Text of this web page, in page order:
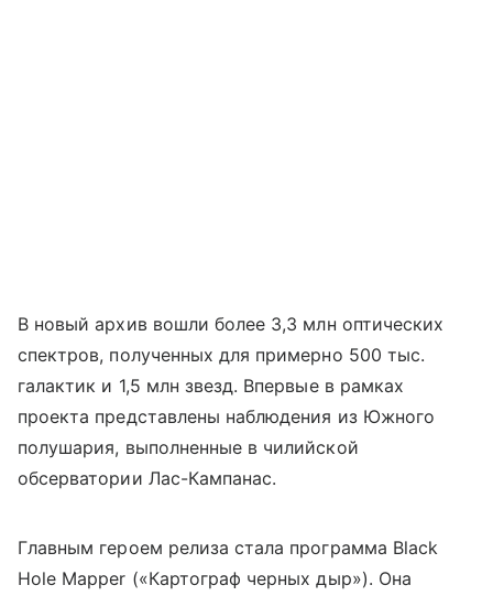
В новый архив вошли более 3,3 млн оптических
спектров, полученных для примерно 500 тыс.
галактик и 1,5 млн звезд. Впервые в рамках
проекта представлены наблюдения из Южного
полушария, выполненные в чилийской
обсерватории Лас-Кампанас.
Главным героем релиза стала программа Black
Hole Mapper («Картограф черных дыр»). Она